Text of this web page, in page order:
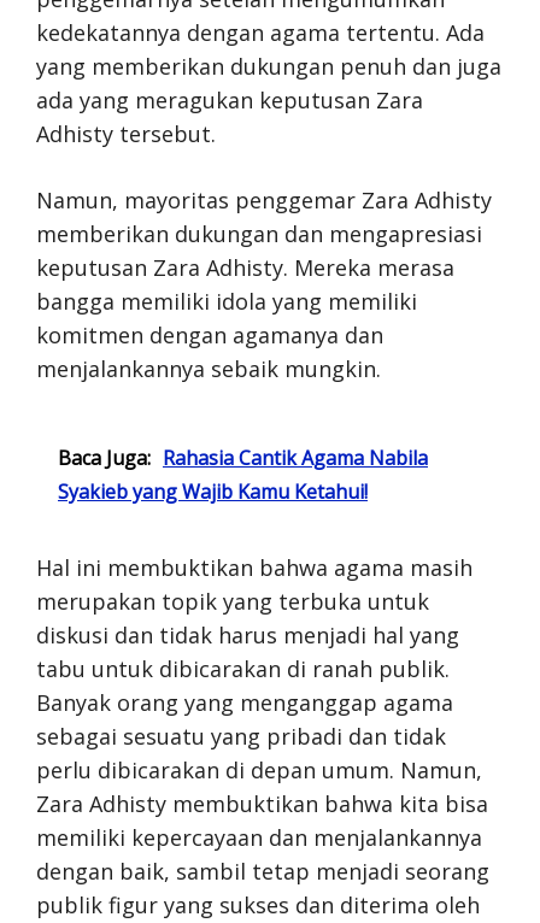
kedekatannya dengan agama tertentu. Ada
yang memberikan dukungan penuh dan juga
ada yang meragukan keputusan Zara
Adhisty tersebut.
Namun, mayoritas penggemar Zara Adhisty
memberikan dukungan dan mengapresiasi
keputusan Zara Adhisty. Mereka merasa
bangga memiliki idola yang memiliki
komitmen dengan agamanya dan
menjalankannya sebaik mungkin.
Baca Juga: Rahasia Cantik Agama Nabila
Syakieb yang Wajib Kamu Ketahui!
Hal ini membuktikan bahwa agama masih
merupakan topik yang terbuka untuk
diskusi dan tidak harus menjadi hal yang
tabu untuk dibicarakan di ranah publik.
Banyak orang yang menganggap agama
sebagai sesuatu yang pribadi dan tidak
perlu dibicarakan di depan umum. Namun,
Zara Adhisty membuktikan bahwa kita bisa
memiliki kepercayaan dan menjalankannya
dengan baik, sambil tetap menjadi seorang
publik figur yang sukses dan diterima oleh